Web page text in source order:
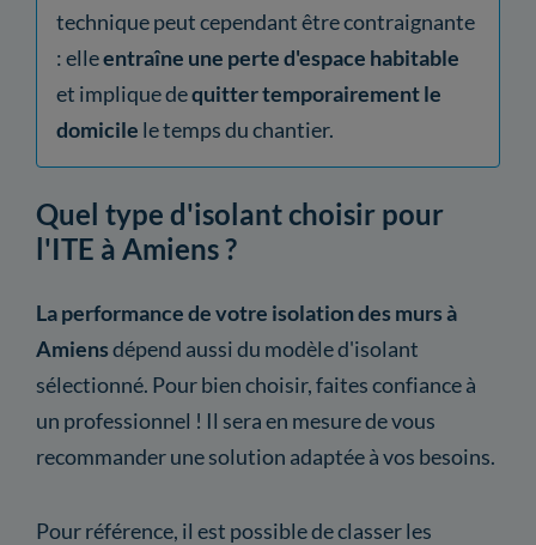
technique peut cependant être contraignante
: elleentraîne une perte d'espace habitable
et implique dequitter temporairement le
domicile le temps du chantier.
Quel type d'isolant choisir pour
l'ITE à Amiens ?
La performance de votre isolation des murs à
Amiensdépend aussi du modèle d'isolant
sélectionné. Pour bien choisir, faites confiance à
un professionnel ! Il sera en mesure de vous
recommander une solution adaptée à vos besoins.
Pour référence, il est possible de classer les